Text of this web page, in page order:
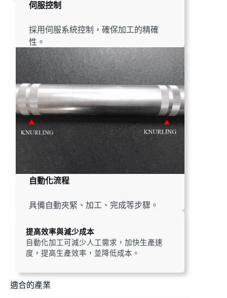
伺服控制
採用伺服系統控制，確保加工的精確
性。
自動化流程
具備自動夾緊、加工、完成等步驟。
提高效率與減少成本
自動化加工可減少人工需求，加快生產速
度，提高生產效率，並降低成本。
適合的產業